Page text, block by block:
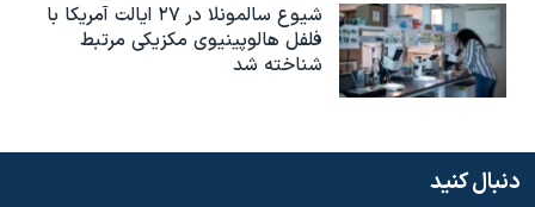
شیوع سالمونلا در ۲۷ ایالت آمریکا با
فلفل هالوپینیوی مکزیکی مرتبط
شناخته شد
دنبال کنید